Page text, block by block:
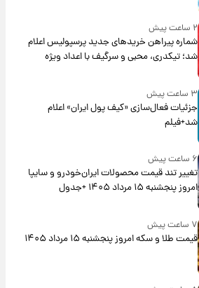
۲ ساعت پیش
شماره پیراهن خریدهای جدید پرسپولیس اعلام
شد؛ تیکدری، محبی و سرگیف با اعداد ویژه
۳ ساعت پیش
جزئیات فعال‌سازی «کیف پول ایران» اعلام
شد+فیلم
۶ ساعت پیش
تغییر تند قیمت محصولات ایران‌خودرو و سایپا
امروز پنجشنبه ۱۵ مرداد ۱۴۰۵ +جدول
۷ ساعت پیش
قیمت طلا و سکه امروز پنجشنبه ۱۵ مرداد ۱۴۰۵